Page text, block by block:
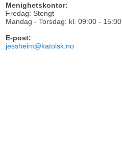
Menighetskontor:
Fredag: Stengt
Mandag - Torsdag: kl. 09:00 - 15:00
E-post:
jessheim@katolsk.no